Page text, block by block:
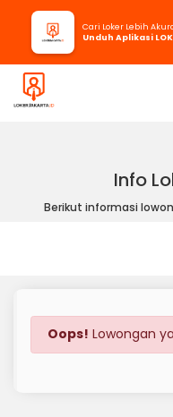
Info
Berikut informasi
Cari Loker Lebih
Unduh Aplikasi
Oops! Lowongan